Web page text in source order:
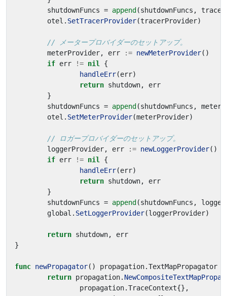
shutdownFuncs = append (shutdownFuncs ,
otel . SetTracerProvider(tracerProvider)
// メータープロバイダーのセットアップ。
meterProvider, err := newMeterProvider()
if err != nil
{
handleErr(err)
return shutdown,
err
}
shutdownFuncs = append (shutdownFuncs ,
otel . SetMeterProvider(meterProvider)
// ロガープロバイダーのセットアップ。
loggerProvider, err := newLoggerProvider()
if err != nil
{
handleErr(err)
return shutdown,
err
}
shutdownFuncs = append (shutdownFuncs ,
global . SetLoggerProvider(loggerProvider)
return shutdown,
err
}
func newPropagator() propagation.TextMapPropagator
return propagation.
propagation.TraceContext{},